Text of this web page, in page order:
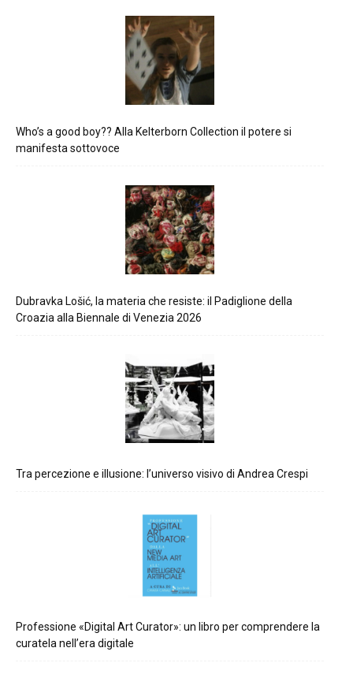
Who’s a good boy?? Alla Kelterborn Collection il potere si
manifesta sottovoce
Dubravka Lošić, la materia che resiste: il Padiglione della
Croazia alla Biennale di Venezia 2026
Tra percezione e illusione: l’universo visivo di Andrea Crespi
Professione «Digital Art Curator»: un libro per comprendere la
curatela nell’era digitale